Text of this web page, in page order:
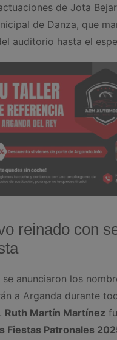
de Jota
de Danza, que
auditorio hasta el
reinado con
se anunciaron los
a Arganda durante
Ruth Martín Martínez
Fiestas Patronales